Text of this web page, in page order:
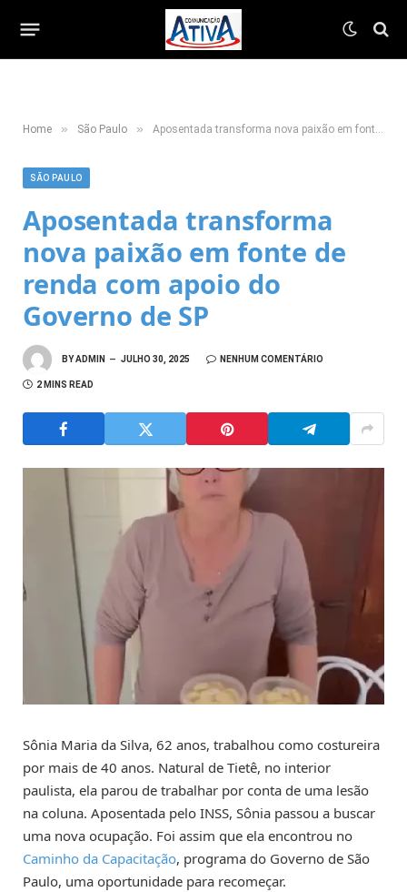
Home » São Paulo » Aposentada transforma nova paixão em fonte de renda com apoio do Governo de SP
SÃO PAULO
Aposentada transforma
nova paixão em fonte de
renda com apoio do
Governo de SP
BYADMIN JULHO 30, 2025 NENHUM COMENTÁRIO
2 MINS READ
Sônia Maria da Silva, 62 anos, trabalhou como costureira
por mais de 40 anos. Natural de Tietê, no interior
paulista, ela parou de trabalhar por conta de uma lesão
na coluna. Aposentada pelo INSS, Sônia passou a buscar
uma nova ocupação. Foi assim que ela encontrou no
Caminho da Capacitação, programa do Governo de São
Paulo, uma oportunidade para recomeçar.